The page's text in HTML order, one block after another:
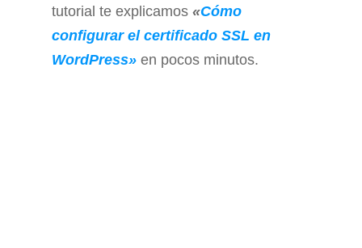
tutorial te explicamos «Cómo
configurar el certificado SSL en
WordPress» en pocos minutos.